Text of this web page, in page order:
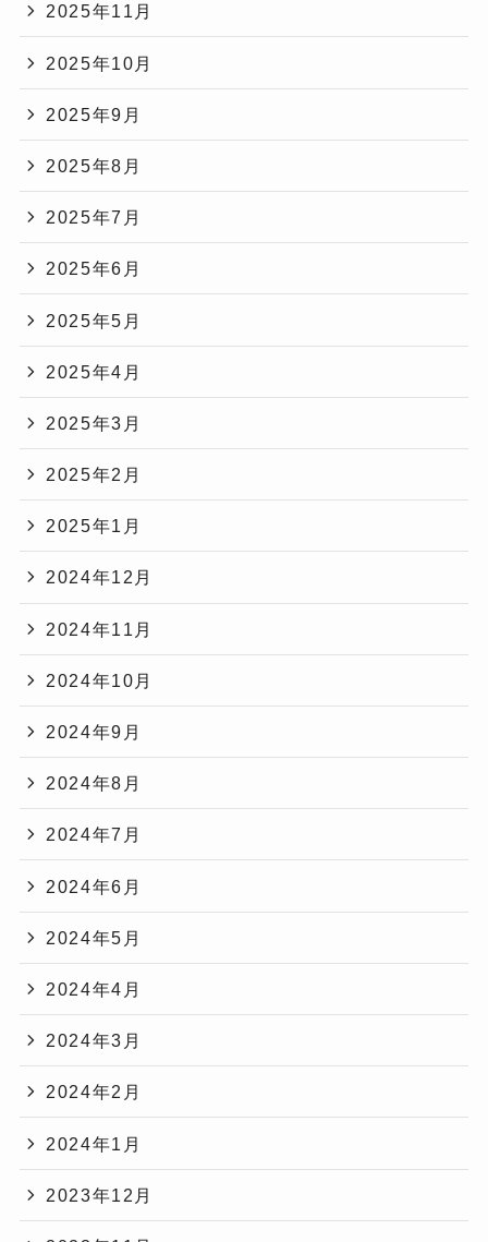
2025年11月
2025年10月
2025年9月
2025年8月
2025年7月
2025年6月
2025年5月
2025年4月
2025年3月
2025年2月
2025年1月
2024年12月
2024年11月
2024年10月
2024年9月
2024年8月
2024年7月
2024年6月
2024年5月
2024年4月
2024年3月
2024年2月
2024年1月
2023年12月